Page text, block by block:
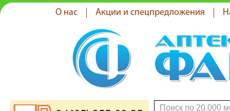
О нас Акции и спецпредложения